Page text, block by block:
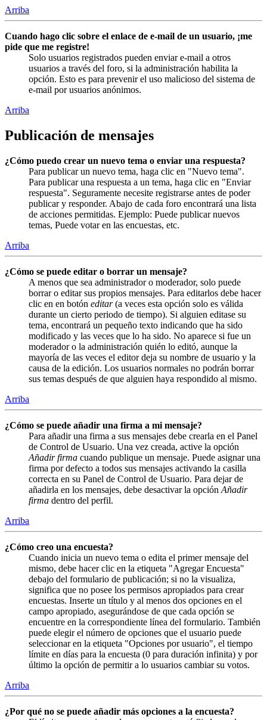
Arriba
Cuando hago clic sobre el enlace de e-mail de un usuario, ¡me
pide que me registre!
Solo usuarios registrados pueden enviar e-mail a otros
usuarios a través del foro, si la administración habilita la
opción. Esto es para prevenir el uso malicioso del sistema de
e-mail por usuarios anónimos.
Arriba
Publicación de mensajes
¿Cómo puedo crear un nuevo tema o enviar una respuesta?
Para publicar un nuevo tema, haga clic en "Nuevo tema".
Para publicar una respuesta a un tema, haga clic en "Enviar
respuesta". Seguramente necesite registrarse antes de poder
publicar y responder. Abajo de cada foro encontrará una lista
de acciones permitidas. Ejemplo: Puede publicar nuevos
temas, Puede votar en las encuestas, etc.
Arriba
¿Cómo se puede editar o borrar un mensaje?
A menos que sea administrador o moderador, solo puede
borrar o editar sus propios mensajes. Para editarlos debe hacer
clic en en botón editar(a veces esta opción solo es válida
durante un cierto periodo de tiempo). Si alguien editase su
tema, encontrará un pequeño texto indicando que ha sido
modificado y las veces que lo ha sido. No aparece si fue un
moderador o la administración quién lo editó, aunque la
mayoría de las veces el editor deja su nombre de usuario y la
causa de la edición. Los usuarios normales no podrán borrar
sus temas después de que alguien haya respondido al mismo.
Arriba
¿Cómo se puede añadir una firma a mi mensaje?
Para añadir una firma a sus mensajes debe crearla en el Panel
de Control de Usuario. Una vez creada, active la opción
Añadir firma cuando publique un mensaje. Puede asignar una
firma por defecto a todos sus mensajes activando la casilla
correcta en su Panel de Control de Usuario. Para dejar de
añadirla en los mensajes, debe desactivar la opción Añadir
firma dentro del perfil.
Arriba
¿Cómo creo una encuesta?
Cuando inicia un nuevo tema o edita el primer mensaje del
mismo, debe hacer clic en la etiqueta "Agregar Encuesta"
debajo del formulario de publicación; si no la visualiza,
significa que no posee los permisos apropiados para crear
encuestas. Inserte un título y al menos dos opciones en el
campo apropiado, asegurándose de que cada opción se
encuentre en la correspondiente línea del formulario. También
puede elegir el número de opciones que el usuario puede
seleccionar en la etiqueta "Opciones por usuario", el tiempo
límite en días para la encuesta (0 para duración infinita) y por
último la opción de permitir a lo usuarios cambiar su votos.
Arriba
¿Por qué no se puede añadir más opciones a la encuesta?